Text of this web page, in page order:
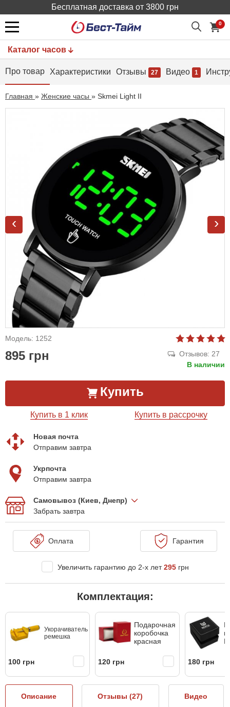
Бесплатная доставка от 3800 грн
0
Каталог часов
Про товар Характеристики Отзывы 27 Видео 1
Главная » Женские часы » Skmei Light II
‹ ›
Модель: 1252
895 грн
Отзывов: 27
В наличии
Купить
Купить в 1 клик Купить в рассрочку
Новая почта
Отправим завтра
Укрпочта
Отправим завтра
Самовывоз (Киев, Днепр)
Забрать завтра
Оплата Гарантия
Увеличить гарантию до 2-х лет295 грн
Комплектация:
Укорачиватель
ремешка
100 грн
Подарочная
коробочка
красная
120 грн 180 грн
Описание Отзывы (27) Видео